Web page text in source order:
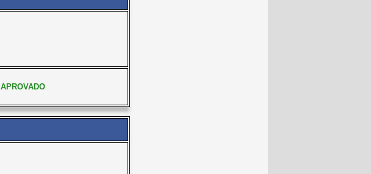
APROVADO